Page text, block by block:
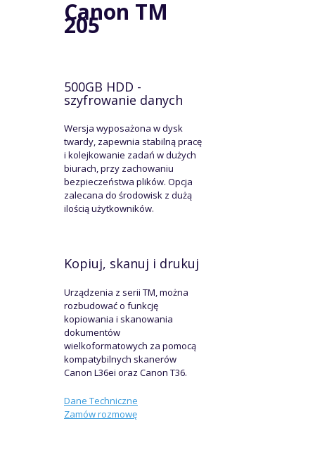
Canon TM
205
500GB HDD -
szyfrowanie danych
Wersja wyposażona w dysk
twardy, zapewnia stabilną pracę
i kolejkowanie zadań w dużych
biurach, przy zachowaniu
bezpieczeństwa plików. Opcja
zalecana do środowisk z dużą
ilością użytkowników.
Kopiuj, skanuj i drukuj
Urządzenia z serii TM, można
rozbudować o funkcję
kopiowania i skanowania
dokumentów
wielkoformatowych za pomocą
kompatybilnych skanerów
Canon L36ei oraz Canon T36.
Dane Techniczne
Zamów rozmowę